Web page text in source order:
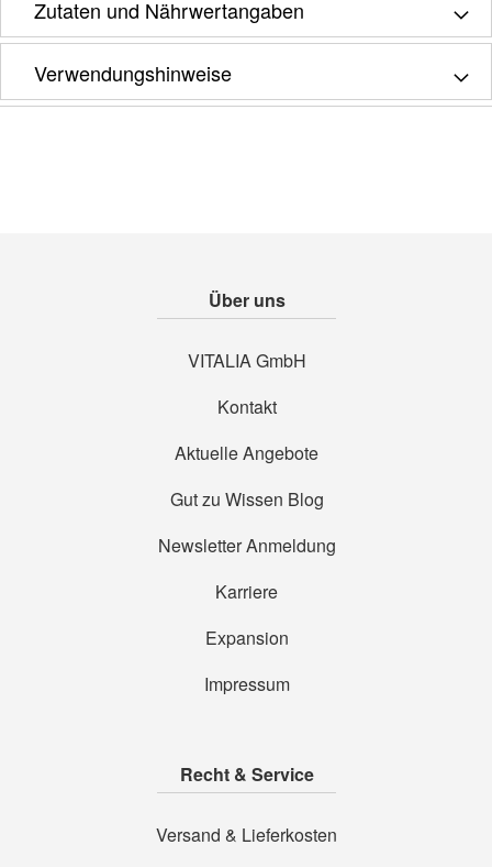
Zutaten und Nährwertangaben
Verwendungshinweise
Über uns
VITALIA GmbH
Kontakt
Aktuelle Angebote
Gut zu Wissen Blog
Newsletter Anmeldung
Karriere
Expansion
Impressum
Recht & Service
Versand & Lieferkosten